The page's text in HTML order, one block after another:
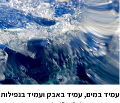
עמיד במים, עמיד באבק ועמיד בנפילות